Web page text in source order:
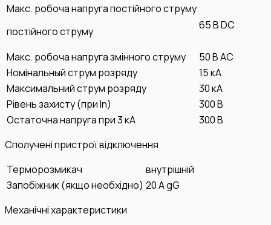
Макс. робоча напруга постійного струму
постійного струму
65 B DC
Макс. робоча напруга змінного струму
50 B AC
Номінальный струм розряду
15 кА
Максимальний струм розряду
30 кА
Рівень захисту (при In)
300 В
Остаточна напруга при 3 кА
300 В
Сполучені пристрої відключення
Терморозмикач
внутрішній
Запобіжник (якщо необхідно) 20 А gG
Механічні характеристики